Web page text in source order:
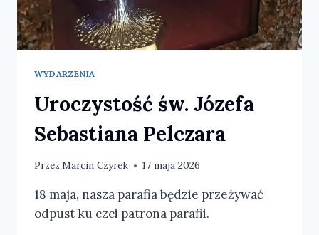
WYDARZENIA
Uroczystość św. Józefa
Sebastiana Pelczara
Przez Marcin Czyrek 17 maja 2026
18 maja, nasza parafia będzie przeżywać
odpust ku czci patrona parafii.